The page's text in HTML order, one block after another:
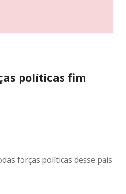
políticas fim
forças políticas desse país